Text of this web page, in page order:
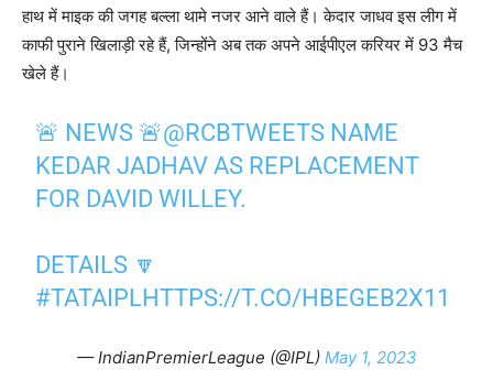
हाथ में माइक की जगह बल्ला थामे नजर आने वाले हैं। केदार जाधव इस लीग में
काफी पुराने खिलाड़ी रहे हैं, जिन्होंने अब तक अपने आईपीएल करियर में 93 मैच
खेले हैं।
🚨 NEWS 🚨@RCBTWEETS NAME
KEDAR JADHAV AS REPLACEMENT
FOR DAVID WILLEY.
DETAILS 🔽
#TATAIPLHTTPS://T.CO/HBEGEB2X11
— IndianPremierLeague (@IPL) May 1, 2023